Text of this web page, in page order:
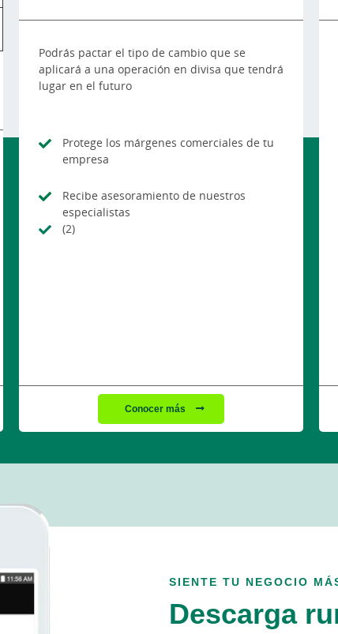
Podrás pactar el tipo de cambio que se
aplicará a una operación en divisa que tendrá
lugar en el futuro
Protege los márgenes comerciales de tu
empresa
Recibe asesoramiento de nuestros
especialistas
(2)
Conocer más
SIENTE TU NEGOCIO
Descarga